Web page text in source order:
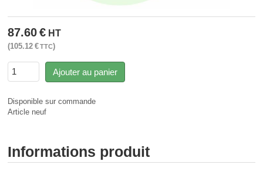
87.60 € HT
105.12 €TTC
Ajouter au panier
Disponible sur commande
Article neuf
Informations produit